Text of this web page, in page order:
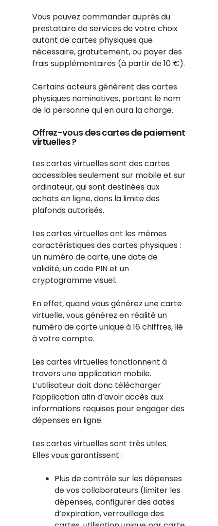
Vous pouvez commander auprès du
prestataire de services de votre choix
autant de cartes physiques que
nécessaire, gratuitement, ou payer des
frais supplémentaires (à partir de 10 €).
Certains acteurs génèrent des cartes
physiques nominatives, portant le nom
de la personne qui en aura la charge.
Offrez-vous des cartes de paiement
virtuelles ?
Les cartes virtuelles sont des cartes
accessibles seulement sur mobile et sur
ordinateur, qui sont destinées aux
achats en ligne, dans la limite des
plafonds autorisés.
Les cartes virtuelles ont les mêmes
caractéristiques des cartes physiques :
un numéro de carte, une date de
validité, un code PIN et un
cryptogramme visuel.
En effet, quand vous générez une carte
virtuelle, vous générez en réalité un
numéro de carte unique à 16 chiffres, lié
à votre compte.
Les cartes virtuelles fonctionnent à
travers une application mobile.
L’utilisateur doit donc télécharger
l’application afin d’avoir accès aux
informations requises pour engager des
dépenses en ligne.
Les cartes virtuelles sont très utiles.
Elles vous garantissent :
Plus de contrôle sur les dépenses
de vos collaborateurs (limiter les
dépenses, configurer des dates
d’expiration, verrouillage des